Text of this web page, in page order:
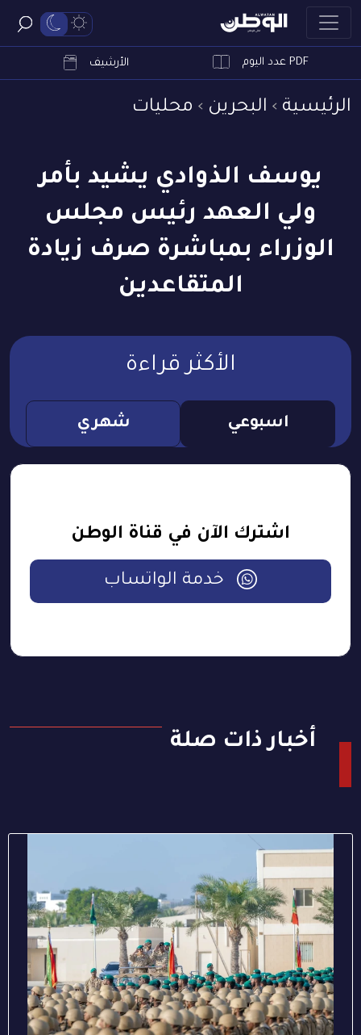
PDF عدد اليوم الأرشيف
الرئيسية البحرين محليات
يوسف الذوادي يشيد بأمر
ولي العهد رئيس مجلس
الوزراء بمباشرة صرف زيادة
المتقاعدين
الأكثر قراءة
اسبوعي شهري
اشترك الآن في قناة الوطن
خدمة الواتساب
أخبار ذات صلة